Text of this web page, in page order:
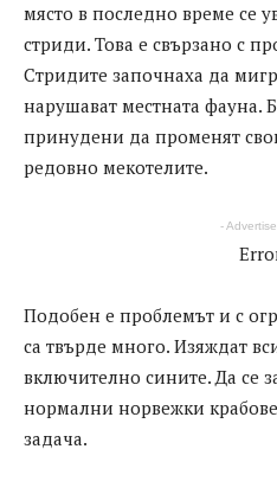
място в последно време се
стриди. Това е свързано с
Стридите започнаха да
нарушават местната фауна.
принудени да променят
редовно мекотелите.
-
Подобен е проблемът и с
са твърде много. Изяждат
включително сините. Да се
нормални норвежки
задача.